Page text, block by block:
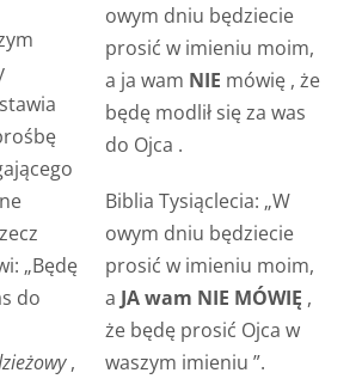
„Będę
do
,
owym dniu będziecie
prosić w imieniu moim,
a ja wam NIE mówię , że
będę modlił się za was
do Ojca .
Biblia Tysiąclecia: „W
owym dniu będziecie
prosić w imieniu moim,
a JA wam NIE MÓWIĘ ,
że będę prosić Ojca w
waszym imieniu ”.